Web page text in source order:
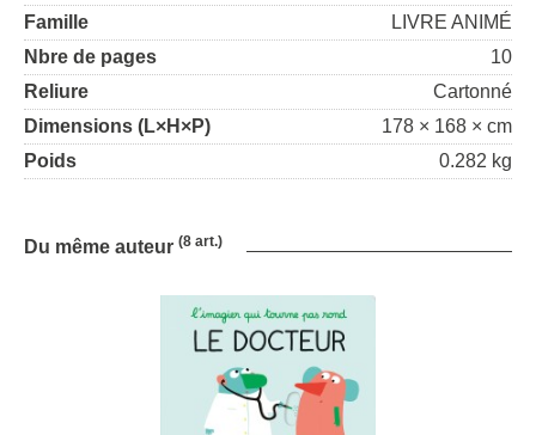
Famille
LIVRE ANIMÉ
Nbre de pages
10
Reliure
Cartonné
Dimensions (L×H×P)
178 × 168 × cm
Poids
0.282 kg
Du même auteur (8 art.)